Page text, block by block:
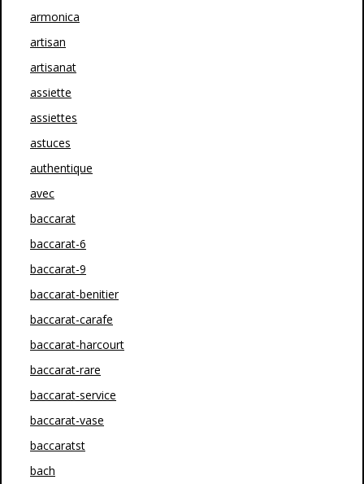
armonica
artisan
artisanat
assiette
assiettes
astuces
authentique
avec
baccarat
baccarat-6
baccarat-9
baccarat-benitier
baccarat-carafe
baccarat-harcourt
baccarat-rare
baccarat-service
baccarat-vase
baccaratst
bach